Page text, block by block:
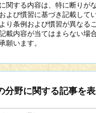
関する内容は、特に断りが
よび慣習に基づき記載してい
り条例および慣習が異なる
載内容が当てはまらない場
願います。
分野に関する記事を